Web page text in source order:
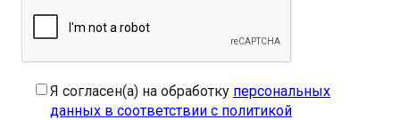
Я согласен(а) на обработку персональных
данных в соответствии с политикой